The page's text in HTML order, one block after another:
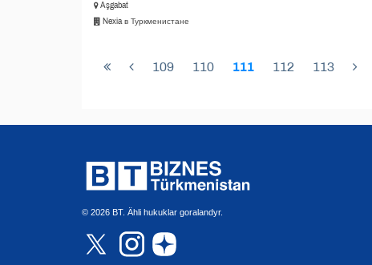
Aşgabat
Nexia в Туркменистане
109 110 111 112 113
© 2026 BT. Ähli hukuklar goralandyr.